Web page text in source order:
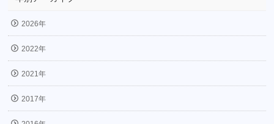
2026年
2022年
2021年
2017年